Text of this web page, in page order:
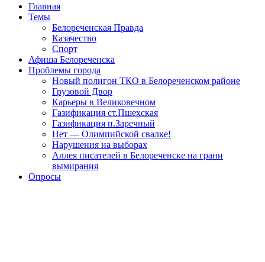
Главная
Темы
Белореченская Правда
Казачество
Спорт
Афиша Белореченска
Проблемы города
Новый полигон ТКО в Белореченском районе
Грузовой Двор
Карьеры в Великовечном
Газификация ст.Пшехская
Газификация п.Заречный
Нет — Олимпийской свалке!
Нарушения на выборах
Аллея писателей в Белореченске на грани
вымирания
Опросы